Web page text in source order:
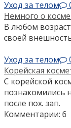
Уход за телом
Немного о
В любом
своей
Уход за телом
Корейская
С корейской
познакомились
после пох. зап.
Комментарии: 6